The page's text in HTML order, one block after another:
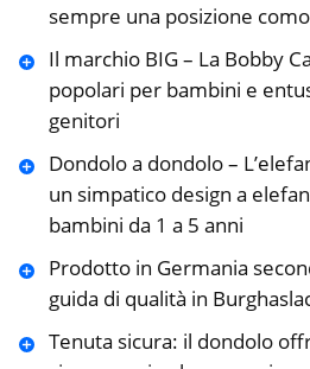
sempre una posizione
Il marchio BIG – La Bobby
popolari per bambini e
genitori
Dondolo a dondolo –
un simpatico design a
bambini da 1 a 5 anni
Prodotto in Germania
guida di qualità in
Tenuta sicura: il dondolo